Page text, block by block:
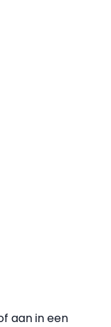
aan in een